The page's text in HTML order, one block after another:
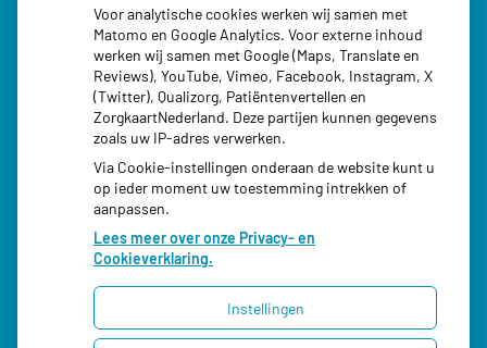
Kookadvies drinkwater in provincie Utrecht vanwege
besmetting
Terugroepactie babyvoeding Nestlé: bacterie kan baby’s
ziek maken
Uw Zorg Online|Beheer
Voor analytische cookies werken wij samen met
Matomo en Google Analytics. Voor externe inhoud
werken wij samen met Google (Maps, Translate en
Reviews), YouTube, Vimeo, Facebook, Instagram, X
(Twitter), Qualizorg, Patiëntenvertellen en
ZorgkaartNederland. Deze partijen kunnen gegevens
zoals uw IP-adres verwerken.
Via Cookie-instellingen onderaan de website kunt u
op ieder moment uw toestemming intrekken of
aanpassen.
Lees meer over onze Privacy- en
Cookieverklaring.
Instellingen